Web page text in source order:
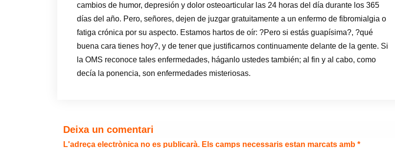
cambios de humor, depresión y dolor osteoarticular las 24 horas del día durante los 365
días del año. Pero, señores, dejen de juzgar gratuitamente a un enfermo de fibromialgia o
fatiga crónica por su aspecto. Estamos hartos de oír: ?Pero si estás guapísima?, ?qué
buena cara tienes hoy?, y de tener que justificarnos continuamente delante de la gente. Si
la OMS reconoce tales enfermedades, háganlo ustedes también; al fin y al cabo, como
decía la ponencia, son enfermedades misteriosas.
Deixa un comentari
L'adreça electrònica no es publicarà. Els camps necessaris estan marcats amb *